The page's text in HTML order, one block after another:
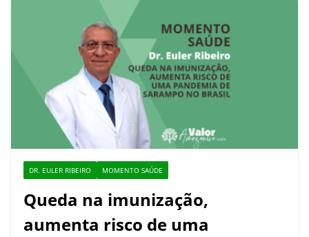
DR. EULER RIBEIRO MOMENTO SAÚDE
Queda na imunização,
aumenta risco de uma